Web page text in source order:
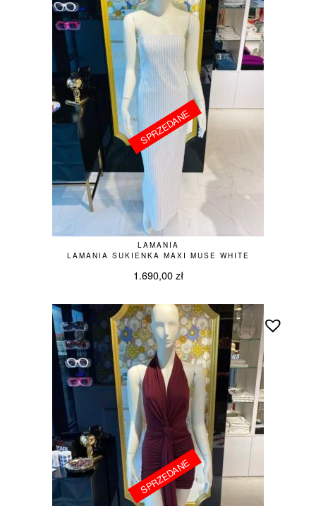
SPRZEDANE
LAMANIA
LAMANIA SUKIENKA MAXI MUSE WHITE
1.690,00 zł
SPRZEDANE
SPRZEDANE
SPRZEDANE